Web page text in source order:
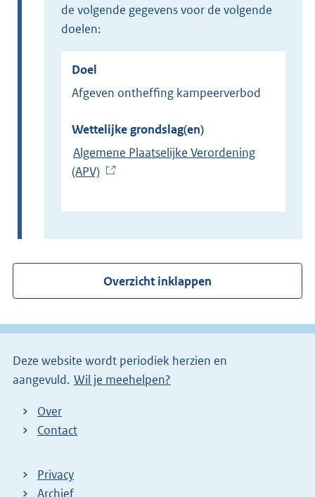
de volgende gegevens voor de volgende
doelen:
Doel
Afgeven ontheffing kampeerverbod
Wettelijke grondslag(en)
Algemene Plaatselijke Verordening
(APV)(
x
r
n
l
n
k
Overzicht inklappen
Deze website wordt periodiek herzien en
aangevuld. Wil je meehelpen?
Over
Contact
Privacy
Archief